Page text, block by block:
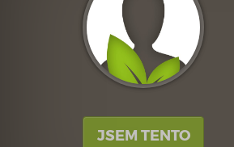
JSEM TENTO